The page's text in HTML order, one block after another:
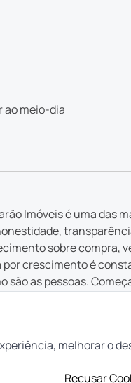
ao meio-dia
Imóveis é uma das
sobre compra,
por crescimento é
são as pessoas.
lugar para você”.
melhorar o
Recusar